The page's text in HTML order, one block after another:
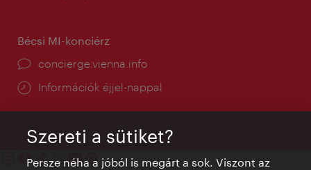
Bécsi MI-konciérz
concierge.vienna.info
Információk éjjel-nappal
Szereti a sütiket?
Persze néha a jóból is megárt a sok. Viszont az